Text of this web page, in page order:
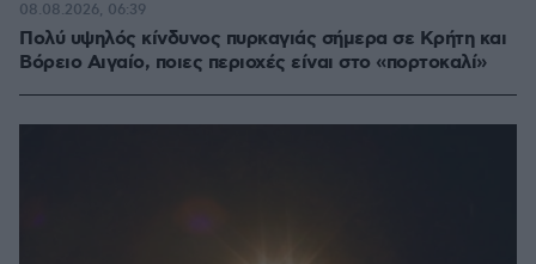
Πολύ υψηλός κίνδυνος πυρκαγιάς σήμερα σε Κρήτη και
Βόρειο Αιγαίο, ποιες περιοχές είναι στο «πορτοκαλί»
08.08.2026, 06:39